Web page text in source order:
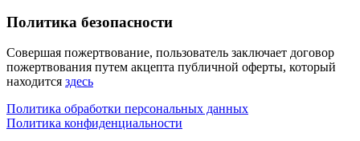
Политика безопасности
Совершая пожертвование, пользователь заключает договор
пожертвования путем акцепта публичной оферты, который
находится здесь
Политика обработки персональных данных
Политика конфиденциальности